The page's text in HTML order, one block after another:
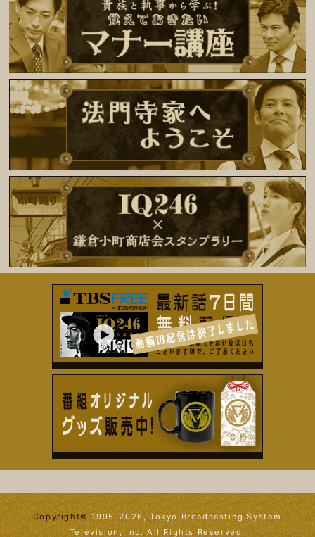
Copyright©1995-2026, Tokyo Broadcasting System
Television, Inc. All Rights Reserved.